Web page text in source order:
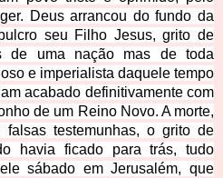
Deus arrancou do fundo da
seu Filho Jesus, grito de
de uma nação mas de toda
e imperialista daquele tempo
acabado definitivamente com
de um Reino Novo. A morte,
testemunhas, o grito de
havia ficado para trás, tudo
sábado em Jerusalém, que